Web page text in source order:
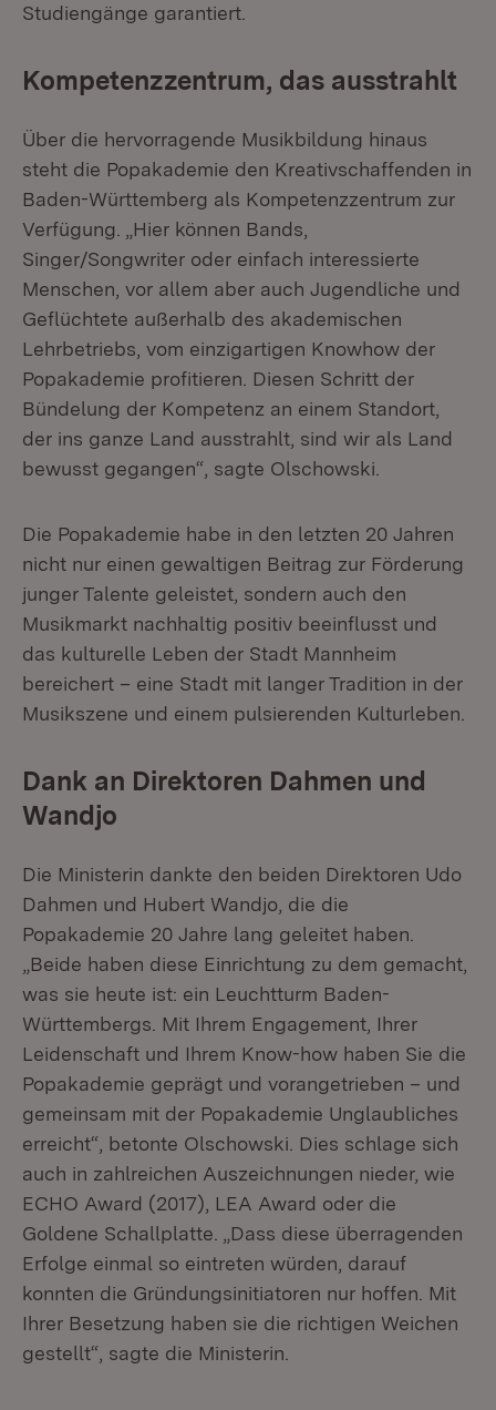
Studiengänge garantiert.
Kompetenzzentrum, das ausstrahlt
Über die hervorragende Musikbildung hinaus
steht die Popakademie den Kreativschaffenden in
Baden-Württemberg als Kompetenzzentrum zur
Verfügung. „Hier können Bands,
Singer/Songwriter oder einfach interessierte
Menschen, vor allem aber auch Jugendliche und
Geflüchtete außerhalb des akademischen
Lehrbetriebs, vom einzigartigen Knowhow der
Popakademie profitieren. Diesen Schritt der
Bündelung der Kompetenz an einem Standort,
der ins ganze Land ausstrahlt, sind wir als Land
bewusst gegangen“, sagte Olschowski.
Die Popakademie habe in den letzten 20 Jahren
nicht nur einen gewaltigen Beitrag zur Förderung
junger Talente geleistet, sondern auch den
Musikmarkt nachhaltig positiv beeinflusst und
das kulturelle Leben der Stadt Mannheim
bereichert – eine Stadt mit langer Tradition in der
Musikszene und einem pulsierenden Kulturleben.
Dank an Direktoren Dahmen und
Wandjo
Die Ministerin dankte den beiden Direktoren Udo
Dahmen und Hubert Wandjo, die die
Popakademie 20 Jahre lang geleitet haben.
„Beide haben diese Einrichtung zu dem gemacht,
was sie heute ist: ein Leuchtturm Baden-
Württembergs. Mit Ihrem Engagement, Ihrer
Leidenschaft und Ihrem Know-how haben Sie die
Popakademie geprägt und vorangetrieben – und
gemeinsam mit der Popakademie Unglaubliches
erreicht“, betonte Olschowski. Dies schlage sich
auch in zahlreichen Auszeichnungen nieder, wie
ECHO Award (2017), LEA Award oder die
Goldene Schallplatte. „Dass diese überragenden
Erfolge einmal so eintreten würden, darauf
konnten die Gründungsinitiatoren nur hoffen. Mit
Ihrer Besetzung haben sie die richtigen Weichen
gestellt“, sagte die Ministerin.